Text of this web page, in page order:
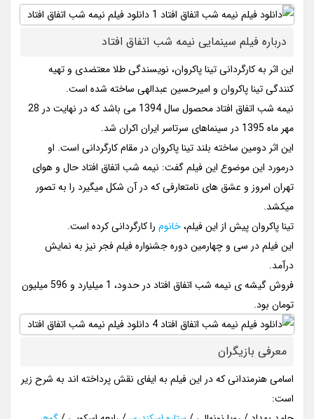
درباره فیلم سینمایی نیمه شب اتفاق افتاد
این اثر به کارگردانی تینا پاکروان، نویسندگی طلا معتضدی و تهیه
کنندگی تینا پاکروان و امیرحسین عبدالهی ساخته شده است.
نیمه شب اتفاق افتاد محصول سال 1394 می باشد که در نهایت در 28
مهر ماه 1395 در سینماهای سرتاسر ایران اکران شد.
این اثر دومین ساخته بلند تینا پاکروان در مقام کارگردانی است. او
درمورد این موضوع این فیلم گفت: نیمه شب اتفاق افتاد حال و هوای
تهران امروز و عشق های نامتعارفی که در آن شکل میگیرد را به تصور
میکشد.
تینا پاکروان پیش از این فیلم،خانوم را کارگردانی کرده است.
این فیلم در سی و چهارمین دوره جشنواره فیلم فجر نیز به نمایش
درآمد.
فروش گیشه ی نیمه شب اتفاق افتاد در حدود، 1 میلیارد و 596 میلیون
تومان بود.
معرفی بازیگران
اسامی هنرمندانی که در این فیلم به ایفای نقش پرداخته اند به شرح زیر
است: